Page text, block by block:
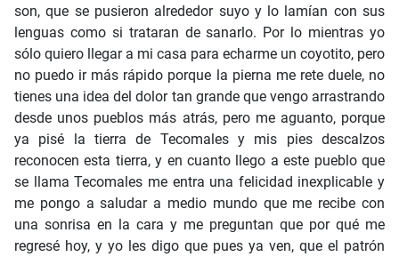
son, que se pusieron alrededor suyo y lo lamían con sus
lenguas como si trataran de sanarlo. Por lo mientras yo
sólo quiero llegar a mi casa para echarme un coyotito, pero
no puedo ir más rápido porque la pierna me rete duele, no
tienes una idea del dolor tan grande que vengo arrastrando
desde unos pueblos más atrás, pero me aguanto, porque
ya pisé la tierra de Tecomales y mis pies descalzos
reconocen esta tierra, y en cuanto llego a este pueblo que
se llama Tecomales me entra una felicidad inexplicable y
me pongo a saludar a medio mundo que me recibe con
una sonrisa en la cara y me preguntan que por qué me
regresé hoy, y yo les digo que pues ya ven, que el patrón